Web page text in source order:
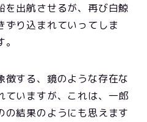
を出航させるが、再び白鯨
ずり込まれていってしま
徴する、鏡のような存在な
ていますが、これは、一郎
の結果のようにも思えます